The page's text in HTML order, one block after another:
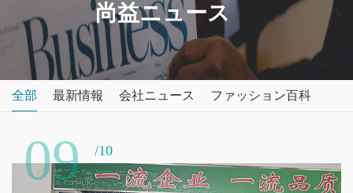
尚益ニュース
全部 最新情報 会社ニュース ファッション百科
09/10